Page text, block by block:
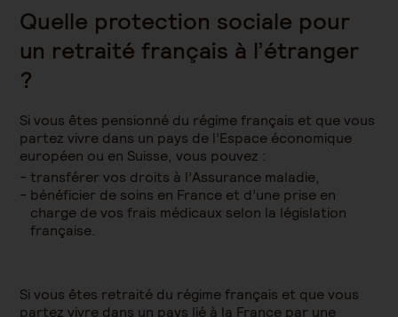
Quelle protection sociale pour
un retraité français à l’étranger
?
Si vous êtes pensionné du régime français et que vous
partez vivre dans un pays de l’Espace économique
européen ou en Suisse, vous pouvez :
transférer vos droits à l’Assurance maladie,
bénéficier de soins en France et d’une prise en
charge de vos frais médicaux selon la législation
française.
Si vous êtes retraité du régime français et que vous
partez vivre dans un pays lié à la France par une